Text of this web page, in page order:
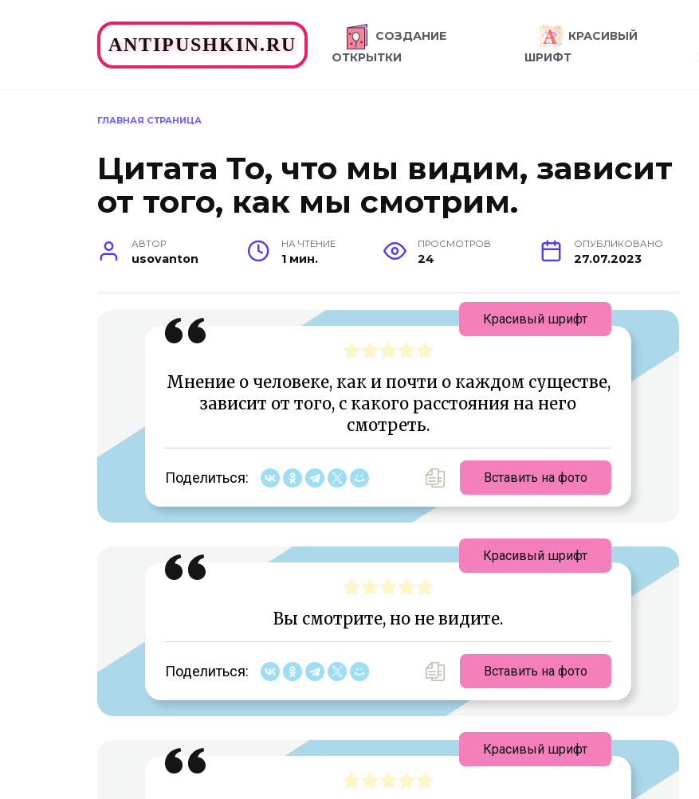
ANTIPUSHKIN.RU
СОЗДАНИЕ
ОТКРЫТКИ
КРАСИВЫЙ
ШРИФТ
ГЛАВНАЯ СТРАНИЦА
Цитата То, что мы видим, зависит
от того, как мы смотрим.
АВТОР
usovanton
НА ЧТЕНИЕ
1 мин.
ПРОСМОТРОВ
24
ОПУБЛИКОВАНО
27.07.2023
Мнение о человеке, как и почти о каждом существе,
зависит от того, с какого расстояния на него
смотреть.
Поделиться: Вставить на фото
Красивый шрифт
Вы смотрите, но не видите.
Поделиться: Вставить на фото
Красивый шрифт
Красивый шрифт